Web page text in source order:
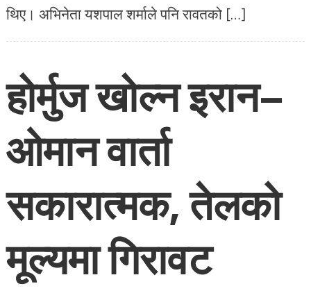
थिए। अभिनेता यशपाल शर्माले पनि रावतको […]
होर्मुज खोल्न इरान–
ओमान वार्ता
सकारात्मक, तेलको
मूल्यमा गिरावट